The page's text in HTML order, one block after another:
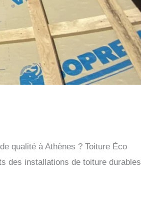
qualité à Athènes ? Toiture Éco
des installations de toiture durables